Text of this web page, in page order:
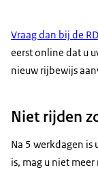
Vraag dan bij de
eerst online dat u
nieuw rijbewijs
Niet rijden
Na 5 werkdagen is
is, mag u niet